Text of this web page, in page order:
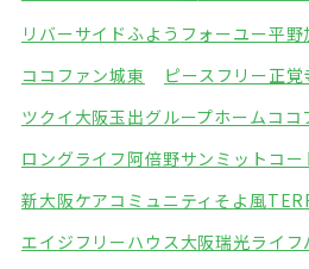
リバーサイドふよう フォーユー平野
ココファン城東
ピースフリー正覚
ツクイ大阪玉出グループホームココ
ロングライフ阿倍野サンミットコー
新大阪ケアコミュニティそよ風
エイジフリーハウス大阪瑞光ライフ